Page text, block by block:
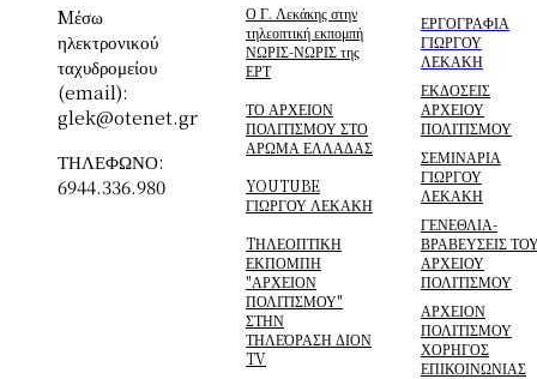
Mέσω
ηλεκτρονικού
ταχυδρομείου
(email):
glek@otenet.gr
ΤΗΛΕΦΩΝΟ:
6944.336.980
Ο Γ. Λεκάκης στην
τηλεοπτική εκπομπή
ΝΩΡΙΣ-ΝΩΡΙΣ της
ΕΡΤ
ΤΟ ΑΡΧΕΙΟΝ
ΠΟΛΙΤΙΣΜΟΥ ΣΤΟ
ΑΡΩΜΑ ΕΛΛΑΔΑΣ
YOUTUBE
ΓΙΩΡΓΟΥ ΛΕΚΑΚΗ
TΗΛΕΟΠΤΙΚΗ
ΕΚΠΟΜΠΗ
"ΑΡΧΕΙΟΝ
ΠΟΛΙΤΙΣΜΟΥ"
ΣΤΗΝ
ΤΗΛΕΌΡΑΣΗ ΔΙΟΝ
TV
ΕΡΓΟΓΡΑΦΙΑ
ΓΙΩΡΓΟΥ
ΛΕΚΑΚΗ
ΕΚΔΟΣΕΙΣ
ΑΡΧΕΙΟΥ
ΠΟΛΙΤΙΣΜΟΥ
ΣΕΜΙΝΑΡΙΑ
ΓΙΩΡΓΟΥ
ΛΕΚΑΚΗ
ΓΕΝΕΘΛΙΑ-
ΒΡΑΒΕΥΣΕΙΣ
ΑΡΧΕΙΟΥ
ΠΟΛΙΤΙΣΜΟΥ
ΑΡΧΕΙΟΝ
ΠΟΛΙΤΙΣΜΟΥ
ΧΟΡΗΓΟΣ
ΕΠΙΚΟΙΝΩΝΙΑΣ